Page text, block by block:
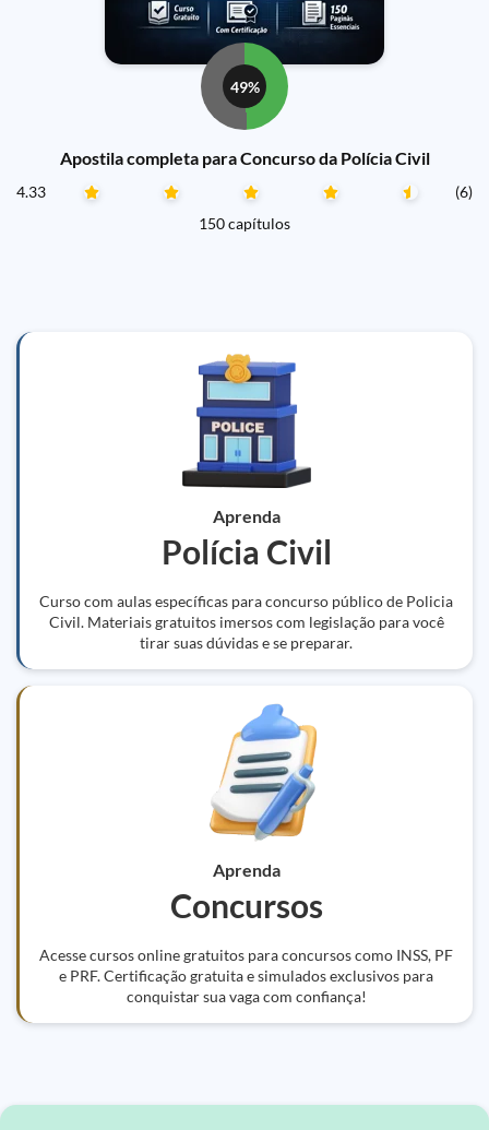
49%
Apostila completa para Concurso da Polícia Civil
4.33
(6)
150 capítulos
Aprenda
Polícia Civil
Curso com aulas específicas para concurso público de Policia
Civil. Materiais gratuitos imersos com legislação para você
tirar suas dúvidas e se preparar.
Aprenda
Concursos
Acesse cursos online gratuitos para concursos como INSS, PF
e PRF. Certificação gratuita e simulados exclusivos para
conquistar sua vaga com confiança!